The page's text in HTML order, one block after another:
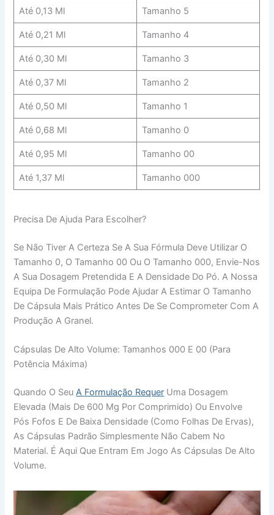
Até 0,13 Ml Tamanho 5
Até 0,21 Ml Tamanho 4
Até 0,30 Ml Tamanho 3
Até 0,37 Ml Tamanho 2
Até 0,50 Ml Tamanho 1
Até 0,68 Ml Tamanho 0
Até 0,95 Ml Tamanho 00
Até 1,37 Ml Tamanho 000
Precisa De Ajuda Para Escolher?
Se Não Tiver A Certeza Se A Sua Fórmula Deve Utilizar O
Tamanho 0, O Tamanho 00 Ou O Tamanho 000, Envie-Nos
A Sua Dosagem Pretendida E A Densidade Do Pó. A Nossa
Equipa De Formulação Pode Ajudar A Estimar O Tamanho
De Cápsula Mais Prático Antes De Se Comprometer Com A
Produção A Granel.
Cápsulas De Alto Volume: Tamanhos 000 E 00 (para
Potência Máxima)
Quando O SeuA Formulação Requer Uma Dosagem
Elevada (mais De 600 Mg Por Comprimido) Ou Envolve
Pós Fofos E De Baixa Densidade (como Folhas De Ervas),
As Cápsulas Padrão Simplesmente Não Cabem No
Material. É Aqui Que Entram Em Jogo As Cápsulas De Alto
Volume.